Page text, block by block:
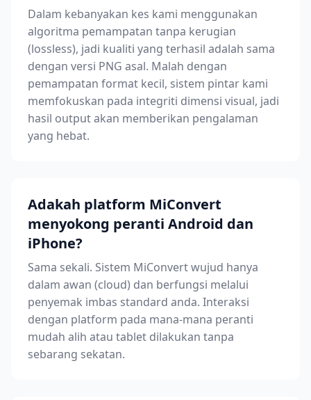
Dalam kebanyakan kes kami menggunakan
algoritma pemampatan tanpa kerugian
(lossless), jadi kualiti yang terhasil adalah sama
dengan versi PNG asal. Malah dengan
pemampatan format kecil, sistem pintar kami
memfokuskan pada integriti dimensi visual, jadi
hasil output akan memberikan pengalaman
yang hebat.
Adakah platform MiConvert
menyokong peranti Android dan
iPhone?
Sama sekali. Sistem MiConvert wujud hanya
dalam awan (cloud) dan berfungsi melalui
penyemak imbas standard anda. Interaksi
dengan platform pada mana-mana peranti
mudah alih atau tablet dilakukan tanpa
sebarang sekatan.